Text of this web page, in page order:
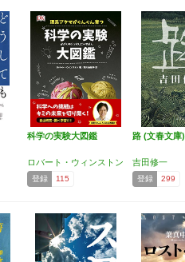
科学の実験大図鑑
ロバート・ウィンストン
登録 115
路 (文春文庫)
吉田修一
登録 299